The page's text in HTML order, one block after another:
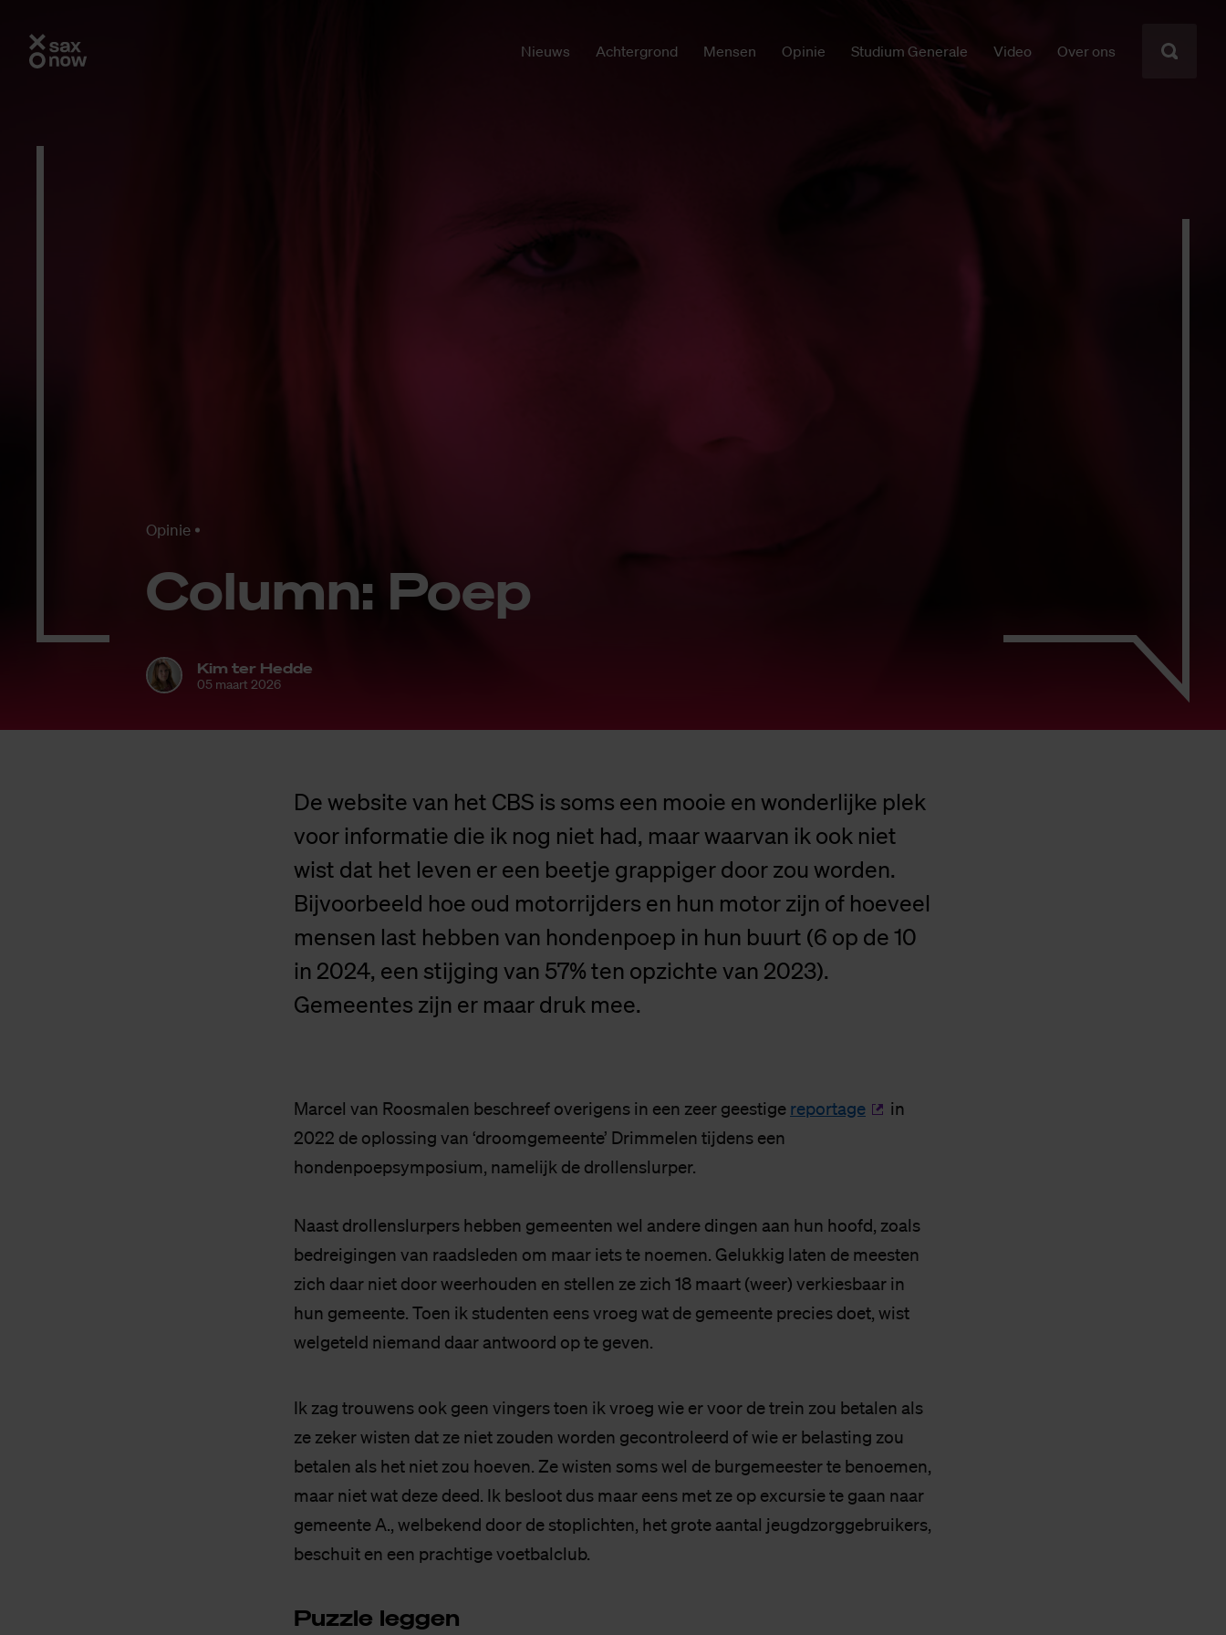
Nieuws Achtergrond Mensen Opinie Studium Generale Video Over ons
Opinie
Co­lumn: Poep
Kim ter Hedde
05 maart 2026
De website van het CBS is soms een mooie en wonderlijke plek
voor informatie die ik nog niet had, maar waarvan ik ook niet
wist dat het leven er een beetje grappiger door zou worden.
Bijvoorbeeld hoe oud motorrijders en hun motor zijn of hoeveel
mensen last hebben van hondenpoep in hun buurt (6 op de 10
in 2024, een stijging van 57% ten opzichte van 2023).
Gemeentes zijn er maar druk mee.
Marcel van Roosmalen beschreef overigens in een zeer geestige reportage
in
2022 de oplossing van ‘droomgemeente’ Drimmelen tijdens een
hondenpoepsymposium, namelijk de drollenslurper.
Naast drollenslurpers hebben gemeenten wel andere dingen aan hun hoofd, zoals
bedreigingen van raadsleden om maar iets te noemen. Gelukkig laten de meesten
zich daar niet door weerhouden en stellen ze zich 18 maart (weer) verkiesbaar in
hun gemeente. Toen ik studenten eens vroeg wat de gemeente precies doet, wist
welgeteld niemand daar antwoord op te geven.
Ik zag trouwens ook geen vingers toen ik vroeg wie er voor de trein zou betalen als
ze zeker wisten dat ze niet zouden worden gecontroleerd of wie er belasting zou
betalen als het niet zou hoeven. Ze wisten soms wel de burgemeester te benoemen,
maar niet wat deze deed. Ik besloot dus maar eens met ze op excursie te gaan naar
gemeente A., welbekend door de stoplichten, het grote aantal jeugdzorggebruikers,
beschuit en een prachtige voetbalclub.
Puzz­le leg­gen